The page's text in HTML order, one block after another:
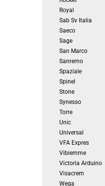
Royal
Sab Sv Italia
Saeco
Sage
San Marco
Sanremo
Spaziale
Spinel
Stone
Synesso
Torre
Unic
Universal
VFA Expres
Vibiemme
Victoria Arduino
Visacrem
Wega